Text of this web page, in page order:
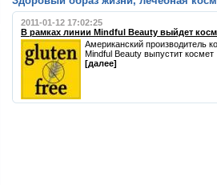
2011-01-12 17:02:25
В рамках линии Mindful Beauty выйдет
Американский производитель
Mindful Beauty выпустит космет
[далее]